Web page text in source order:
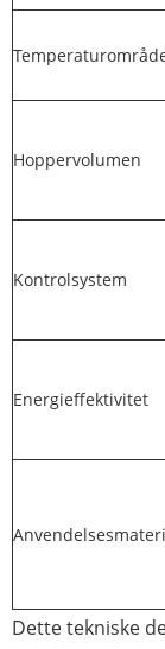
Hoppervolumen
Kontrolsystem
Energieffektivitet
Dette tekniske